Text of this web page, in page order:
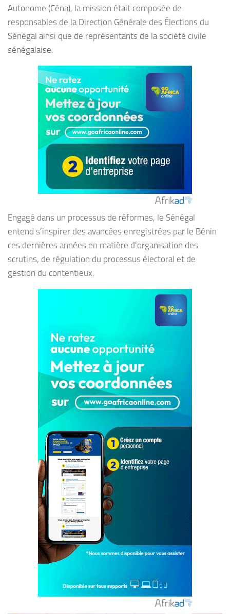
Autonome (Céna), la mission était composée de
responsables de la Direction Générale des Élections du
Sénégal ainsi que de représentants de la société civile
sénégalaise.
Engagé dans un processus de réformes, le Sénégal
entend s’inspirer des avancées enregistrées par le Bénin
ces dernières années en matière d’organisation des
scrutins, de régulation du processus électoral et de
gestion du contentieux.